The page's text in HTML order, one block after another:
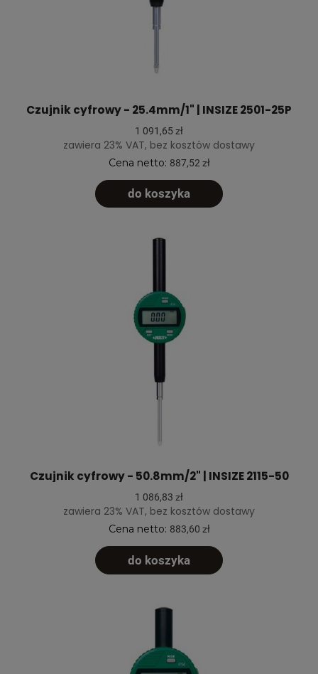
Czujnik cyfrowy - 25.4mm/1" | INSIZE 2501-25P
1 091,65 zł
zawiera 23% VAT, bez kosztów dostawy
Cena netto: 887,52 zł
do koszyka
Czujnik cyfrowy - 50.8mm/2" | INSIZE 2115-50
1 086,83 zł
zawiera 23% VAT, bez kosztów dostawy
Cena netto: 883,60 zł
do koszyka